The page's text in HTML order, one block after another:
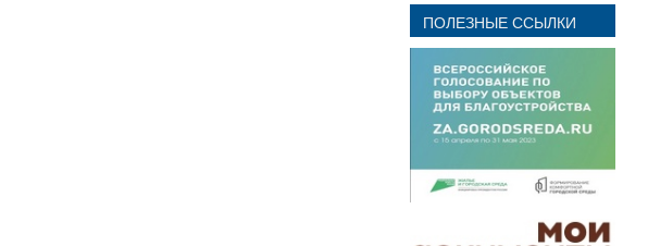
ПОЛЕЗНЫЕ ССЫЛКИ